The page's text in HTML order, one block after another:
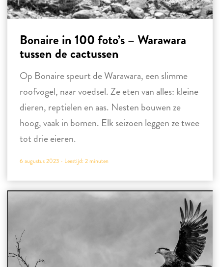
Bonaire in 100 foto’s – Warawara
tussen de cactussen
Op Bonaire speurt de Warawara, een slimme
roofvogel, naar voedsel. Ze eten van alles: kleine
dieren, reptielen en aas. Nesten bouwen ze
hoog, vaak in bomen. Elk seizoen leggen ze twee
tot drie eieren.
6 augustus 2023 - Leestijd: 2minuten